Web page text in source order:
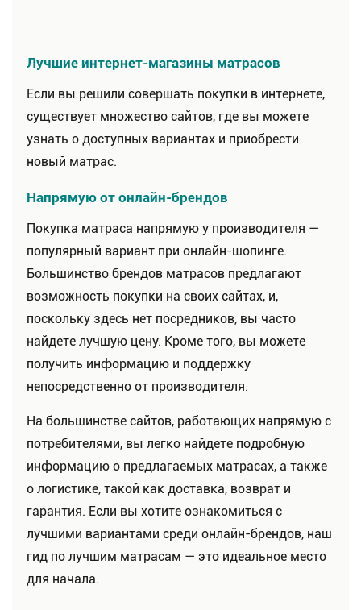
Лучшие интернет-магазины матрасов
Если вы решили совершать покупки в интернете,
существует множество сайтов, где вы можете
узнать о доступных вариантах и ​​приобрести
новый матрас.
Напрямую от онлайн-брендов
Покупка матраса напрямую у производителя —
популярный вариант при онлайн-шопинге.
Большинство брендов матрасов предлагают
возможность покупки на своих сайтах, и,
поскольку здесь нет посредников, вы часто
найдете лучшую цену. Кроме того, вы можете
получить информацию и поддержку
непосредственно от производителя.
На большинстве сайтов, работающих напрямую с
потребителями, вы легко найдете подробную
информацию о предлагаемых матрасах, а также
о логистике, такой как доставка, возврат и
гарантия. Если вы хотите ознакомиться с
лучшими вариантами среди онлайн-брендов, наш
гид по лучшим матрасам — это идеальное место
для начала.